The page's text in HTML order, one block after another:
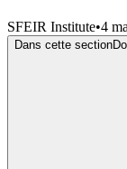
SFEIR Institute•4
Dans cette section